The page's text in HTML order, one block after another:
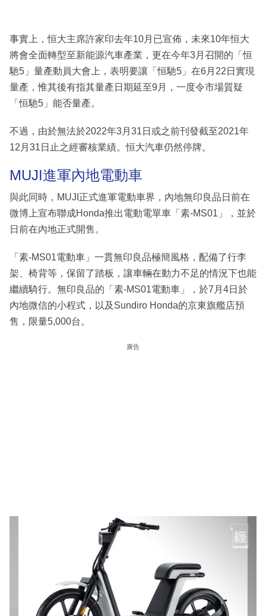
事實上，恒大主席許家印去年10月已宣佈，未來10年恒大
將會全面轉型至新能源汽車產業，更在今年3月召開的「恒
馳5」量產動員大會上，表明要讓「恒馳5」在6月22日實現
量產，惟其後有指其量產日期延至9月，一度令市場質疑
「恒馳5」能否量產。
不過，由於無法於2022年3月31日或之前刊發截至2021年
12月31日止之經審核業績。恒大汽車仍然停牌。
MUJI進軍內地電動車
與此同時，MUJI正式進軍電動車界，內地無印良品日前在
微博上宣布聯成Honda推出電動電單車「素-MS01」，並於
日前在內地正式開售。
「素-MS01電動車」一貫無印良品極簡風格，配備了行李
架、椅背等，保留了踏板，讓車輛在動力不足的情況下也能
繼續騎行。無印良品的「素-MS01電動車」，於7月4日於
內地微信的小程式，以及Sundiro Honda的京東旗艦店預
售，限量5,000台。
廣告